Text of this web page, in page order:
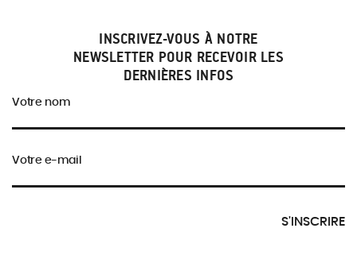
INSCRIVEZ-VOUS À NOTRE
NEWSLETTER POUR RECEVOIR LES
DERNIÈRES INFOS
Votre nom
Votre e-mail
S'INSCRIRE